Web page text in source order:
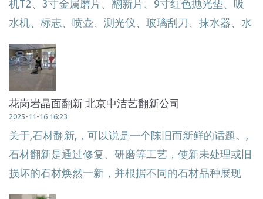
机T2、3寸金属磨片、翻新片、9寸红色抛光垫、吸
水机、标志、喷壶、测光仪、玻璃刮刀、抹水器、水
花岗岩晶面翻新 北京中洁艺翻新公司
2025-11-16 16:23
关于,石材翻新,，可以说是一个陈旧而新鲜的话题。,
石材翻新是通过修复、研磨等工艺，使新未处理或旧
损坏的石材焕然一新，并根据不同的石材品种展现